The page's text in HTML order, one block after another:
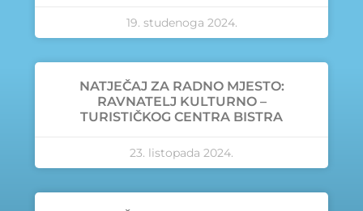
19. studenoga 2024.
NATJEČAJ ZA RADNO MJESTO:
RAVNATELJ KULTURNO –
TURISTIČKOG CENTRA BISTRA
23. listopada 2024.